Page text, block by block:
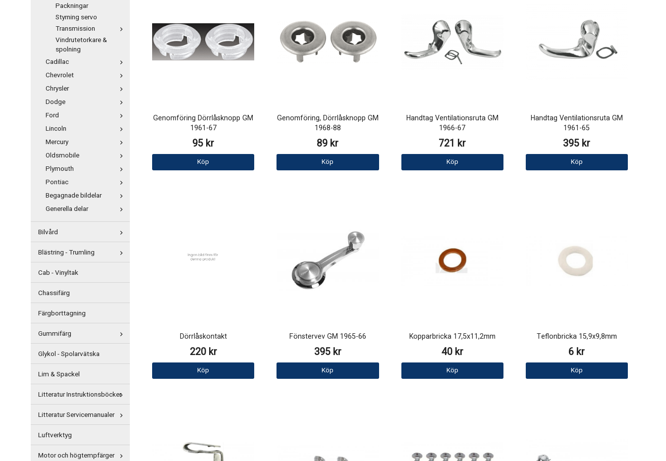
Packningar
Styrning servo
Transmission
Vindrutetorkare &
spolning
Cadillac
Chevrolet
Chrysler
Dodge
Ford
Lincoln
Mercury
Oldsmobile
Plymouth
Pontiac
Begagnade bildelar
Generella delar
Bilvård
Blästring - Trumling
Cab - Vinyltak
Chassifärg
Färgborttagning
Gummifärg
Glykol - Spolarvätska
Lim & Spackel
Litteratur Instruktionsböcker
Litteratur Servicemanualer
Luftverktyg
Motor och högtempfärger
Genomföring Dörrlåsknopp GM
1961-67
95 kr
Köp
Genomföring, Dörrlåsknopp GM
1968-88
89 kr
Köp
Handtag Ventilationsruta GM
1966-67
721 kr
Köp
Handtag Ventilationsruta GM
1961-65
395 kr
Köp
Dörrlåskontakt
220 kr
Köp
Fönstervev GM 1965-66
395 kr
Köp
Kopparbricka 17,5x11,2mm
40 kr
Köp
Teflonbricka 15,9x9,8mm
6 kr
Köp